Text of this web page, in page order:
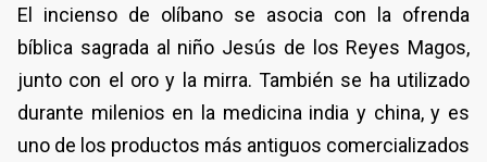
El incienso de olíbano se asocia con la ofrenda
bíblica sagrada al niño Jesús de los Reyes Magos,
junto con el oro y la mirra. También se ha utilizado
durante milenios en la medicina india y china, y es
uno de los productos más antiguos comercializados